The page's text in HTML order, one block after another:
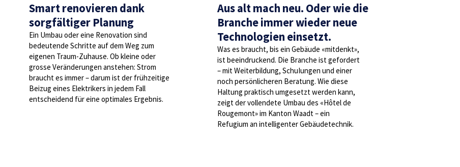
Smart renovieren dank
sorgfältiger Planung
Ein Umbau oder eine Renovation sind
bedeutende Schritte auf dem Weg zum
eigenen Traum-Zuhause. Ob kleine oder
grosse Veränderungen anstehen: Strom
braucht es immer – darum ist der frühzeitige
Beizug eines Elektrikers in jedem Fall
entscheidend für eine optimales Ergebnis.
Aus alt mach neu. Oder wie die
Branche immer wieder neue
Technologien einsetzt.
Was es braucht, bis ein Gebäude «mitdenkt»,
ist beeindruckend. Die Branche ist gefordert
– mit Weiterbildung, SchuIungen und einer
noch persönlicheren Beratung. Wie diese
Haltung praktisch umgesetzt werden kann,
zeigt der vollendete Umbau des «Hôtel de
Rougemont» im Kanton Waadt – ein
Refugium an intelligenter Gebäudetechnik.